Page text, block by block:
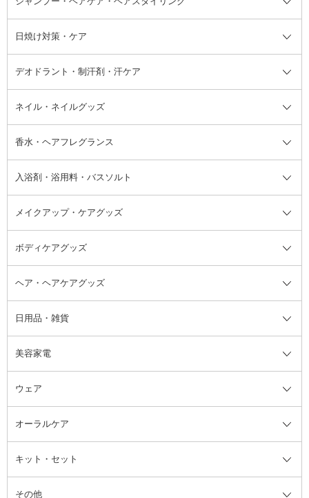
フェイスオイル・バーム
ブースター・導入液
洗い流すパック・マスク
リップクリーム・リップケア
顔用マッサージ料
フェイスパウダー
アイシャドウ
アイブロウ・眉マスカラ
チーク
ハイライト・シェーディング
けん
ボディケア
レッグ・フットケア
バストケア
ネイルケア
脱毛・除毛ケア
シャンプー・ヘアケア・ヘアスタ
イリング全て
洗い流さないトリートメント
ヘアスタイリング剤
頭皮ケア・育毛剤
その他シャンプー・ヘアケア・ヘ
アスタイリング
日焼け対策・ケア
日焼け対策・ケア全て
サンオイル・タンニング
その他日焼け対策・UVケア
デオドラント・制汗剤・汗ケア
デオドラント・制汗剤・汗ケア全
て
フット用デオドラント・制汗剤・
汗ケア
ネイル・ネイルグッズ
ネイル・ネイルグッズ全て
ジェルネイル
リムーバー・除光液
香水・ヘアフレグランス
香水・ヘアフレグランス全て
フレグランスミスト
その他香水・ヘアフレグランス
入浴剤・浴用料・バスソルト
入浴剤・浴用料・バスソルト全て
バスソルト
メイクアップ・ケアグッズ
メイクアップ・ケアグッズ全て
コットン・綿棒
洗顔グッズ
ブラシ・チップ
ツィザー・毛抜き
カミソリ
ファンデーション・パウダーケー
ス
ミラー・鏡
ボディケアグッズ
ボディケアグッズ全て
マッサージ・ボディケアグッズ
かかと・角質ケアグッズ
絆創膏
ヘア・ヘアケアグッズ
ヘア・ヘアケアグッズ全て
ヘアゴム
ヘアバンド
ヘッドマッサージブラシ
日用品・雑貨
日用品・雑貨全て
柔軟剤
ルームフレグランス・ディフュー
ザー
アロマキャンドル
消臭剤・芳香剤
美容家電
美容家電全て
ボディケア美容家電
その他美容家電
ウェア
ウェア全て
レッグウェア
オーラルケア
オーラルケア全て
歯ブラシ
キット・セット
キット・セット全て
その他